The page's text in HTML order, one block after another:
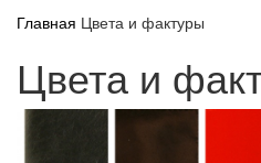
Главная Цвета и фактуры
Цвета и